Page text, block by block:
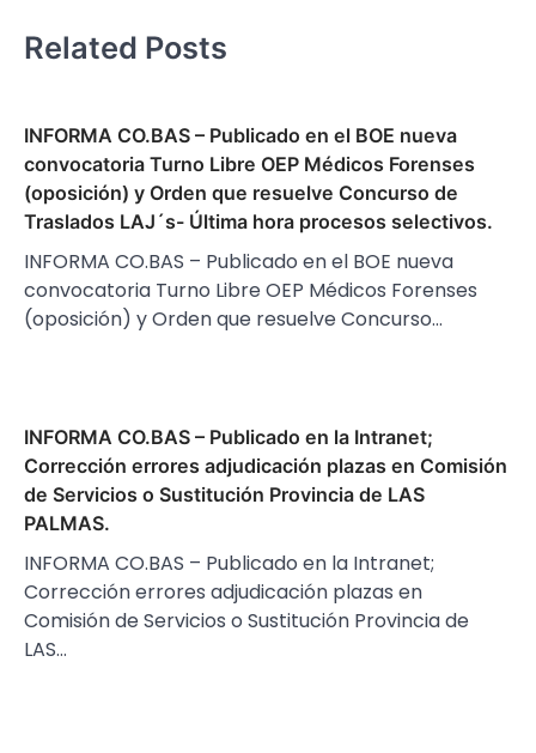
Related Posts
INFORMA CO.BAS – Publicado en el BOE nueva
convocatoria Turno Libre OEP Médicos Forenses
(oposición) y Orden que resuelve Concurso de
Traslados LAJ´s- Última hora procesos selectivos.
INFORMA CO.BAS – Publicado en el BOE nueva
convocatoria Turno Libre OEP Médicos Forenses
(oposición) y Orden que resuelve Concurso…
INFORMA CO.BAS – Publicado en la Intranet;
Corrección errores adjudicación plazas en Comisión
de Servicios o Sustitución Provincia de LAS
PALMAS.
INFORMA CO.BAS – Publicado en la Intranet;
Corrección errores adjudicación plazas en
Comisión de Servicios o Sustitución Provincia de
LAS…